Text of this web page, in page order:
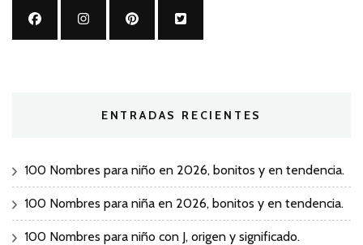
ENTRADAS RECIENTES
100 Nombres para niño en 2026, bonitos y en tendencia.
100 Nombres para niña en 2026, bonitos y en tendencia.
100 Nombres para niño con J, origen y significado.